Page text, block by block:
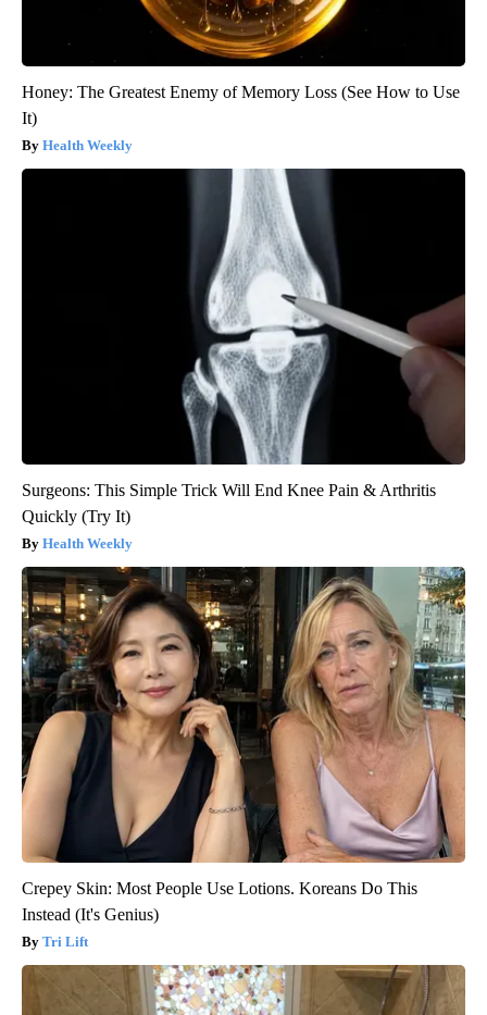
Honey: The Greatest Enemy of Memory Loss (See How to Use
It)
Health Weekly
Surgeons: This Simple Trick Will End Knee Pain & Arthritis
Quickly (Try It)
Health Weekly
Crepey Skin: Most People Use Lotions. Koreans Do This
Instead (It's Genius)
Tri Lift